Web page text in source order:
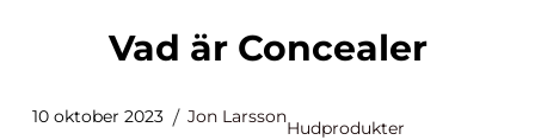
Vad är Concealer
10 oktober 2023 Jon Larsson
Hudprodukter